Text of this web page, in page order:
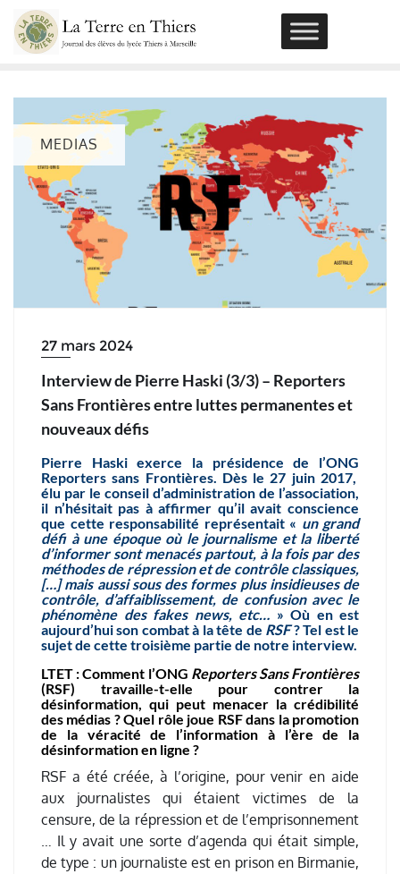
Skip
content
MEDIAS
27 mars 2024
Interview de Pierre Haski (3/3) – Reporters
Sans Frontières entre luttes permanentes et
nouveaux défis
Pierre Haski exerce la présidence de l’ONG
Reporters sans Frontières. Dès le 27 juin 2017,
élu par le conseil d’administration de l’association,
il n’hésitait pas à affirmer qu’il avait conscience
que cette responsabilité représentait « un grand
défi à une époque où le journalisme et la liberté
d’informer sont menacés partout, à la fois par des
méthodes de répression et de contrôle classiques,
[…] mais aussi sous des formes plus insidieuses de
contrôle, d’affaiblissement, de confusion avec le
phénomène des fakes news, etc… » Où en est
aujourd’hui son combat à la tête de RSF? Tel est le
sujet de cette troisième partie de notre interview.
LTET : Comment l’ONG Reporters Sans Frontières
(RSF) travaille-t-elle pour contrer la
désinformation, qui peut menacer la crédibilité
des médias ? Quel rôle joue RSF dans la promotion
de la véracité de l’information à l’ère de la
désinformation en ligne ?
RSF a été créée, à l’origine, pour venir en aide
aux journalistes qui étaient victimes de la
censure, de la répression et de l’emprisonnement
… Il y avait une sorte d’agenda qui était simple,
de type : un journaliste est en prison en Birmanie,